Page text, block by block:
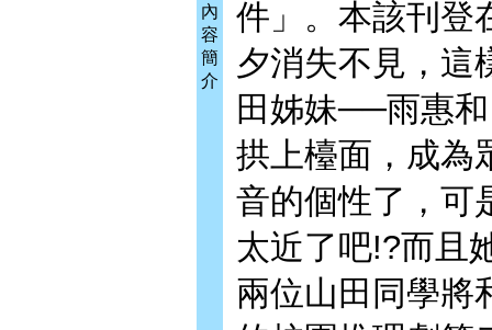
內
容
簡
介
件」。本該刊登
夕消失不見，
田姊妹──雨惠
拱上檯面，成為
音的個性了，
太近了吧!?而且
兩位山田同學將